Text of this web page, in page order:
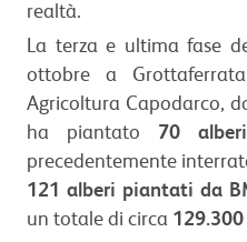
realtà.
La terza e ultima fase
ottobre a
Agricoltura Capodarco,
ha piantato 70 alberi
precedentemente
121 alberi piantati da
un totale di circa 129.300